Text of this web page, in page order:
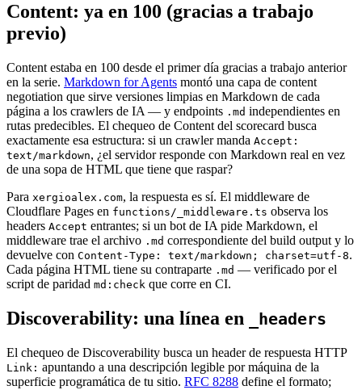
Content: ya en 100 (gracias a trabajo
previo)
Content estaba en 100 desde el primer día gracias a trabajo anterior
en la serie. Markdown for Agents montó una capa de content
negotiation que sirve versiones limpias en Markdown de cada
página a los crawlers de IA — y endpoints .md independientes en
rutas predecibles. El chequeo de Content del scorecard busca
exactamente esa estructura: si un crawler manda Accept:
text/markdown, ¿el servidor responde con Markdown real en vez
de una sopa de HTML que tiene que raspar?
Para xergioalex.com, la respuesta es sí. El middleware de
Cloudflare Pages en functions/_middleware.ts observa los
headers Accept entrantes; si un bot de IA pide Markdown, el
middleware trae el archivo .md correspondiente del build output y lo
devuelve con Content-Type: text/markdown; charset=utf-8.
Cada página HTML tiene su contraparte .md — verificado por el
script de paridad md:check que corre en CI.
Discoverability: una línea en _headers
El chequeo de Discoverability busca un header de respuesta HTTP
Link: apuntando a una descripción legible por máquina de la
superficie programática de tu sitio. RFC 8288 define el formato;